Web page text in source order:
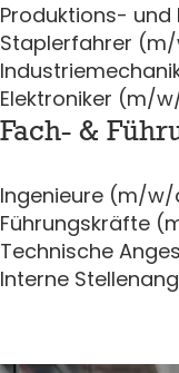
Produktions-
Staplerfahrer
Elektroniker (m/
Fach- &
Ingenieure (m/
Führungskräfte
Technische
Interne